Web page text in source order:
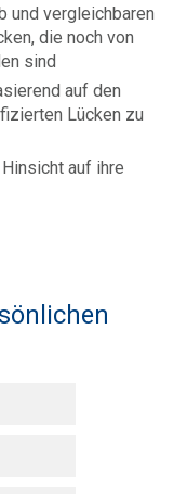
und vergleichbaren
die noch von
sind
auf den
Lücken zu
auf ihre